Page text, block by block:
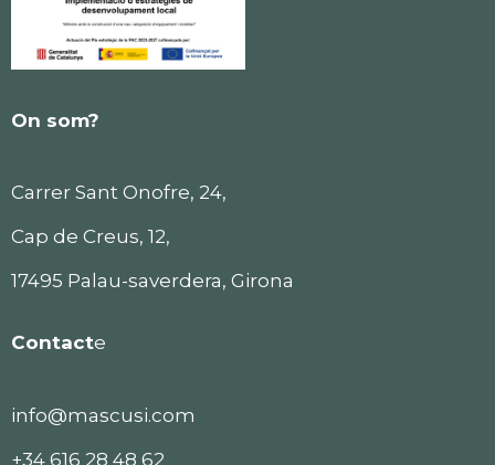
On som?
Carrer Sant Onofre, 24,
Cap de Creus, 12,
17495 Palau-saverdera, Girona
Contacte
info@mascusi.com
+34 616 28 48 62